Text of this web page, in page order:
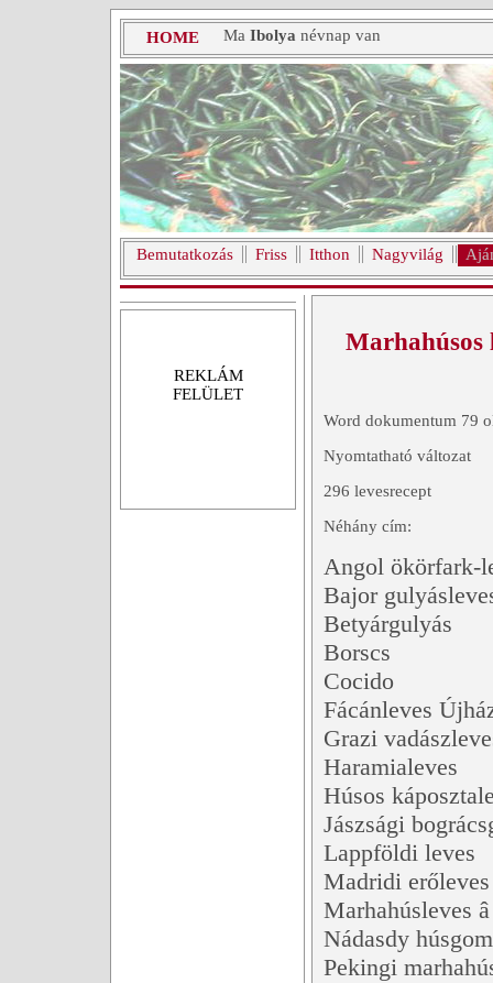
HOME Ma Ibolya névnap van
Bemutatkozás Friss Itthon Nagyvilág
REKLÁM
FELÜLET
Marhahúsos
Word dokumentum 79
Nyomtatható változat
296 levesrecept
Néhány cím:
Angol ökörfark-
Bajor
Betyárgulyás
Borscs
Cocido
Fácánleves
Grazi
Haramialeves
Húsos
Jászsági
Lappföldi leves
Madridi
Marhahúsleves
Nádasdy
Pekingi